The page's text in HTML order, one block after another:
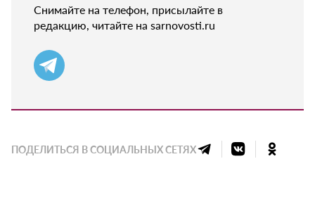
Снимайте на телефон, присылайте в
редакцию, читайте на sarnovosti.ru
ПОДЕЛИТЬСЯ В СОЦИАЛЬНЫХ СЕТЯХ